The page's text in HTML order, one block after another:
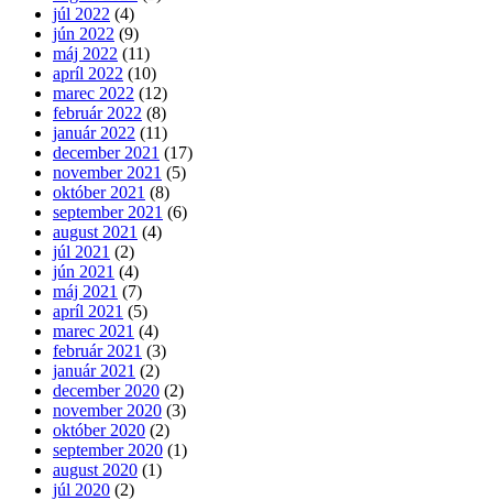
júl 2022 (4)
jún 2022 (9)
máj 2022 (11)
apríl 2022 (10)
marec 2022 (12)
február 2022 (8)
január 2022 (11)
december 2021 (17)
november 2021 (5)
október 2021 (8)
september 2021 (6)
august 2021 (4)
júl 2021 (2)
jún 2021 (4)
máj 2021 (7)
apríl 2021 (5)
marec 2021 (4)
február 2021 (3)
január 2021 (2)
december 2020 (2)
november 2020 (3)
október 2020 (2)
september 2020 (1)
august 2020 (1)
júl 2020 (2)